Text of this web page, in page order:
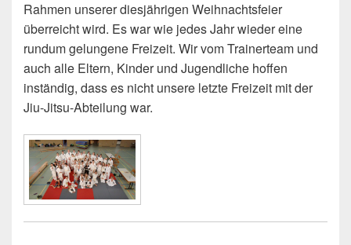
Rahmen unserer diesjährigen Weihnachtsfeier
überreicht wird. Es war wie jedes Jahr wieder eine
rundum gelungene Freizeit. Wir vom Trainerteam und
auch alle Eltern, Kinder und Jugendliche hoffen
inständig, dass es nicht unsere letzte Freizeit mit der
Jiu-Jitsu-Abteilung war.